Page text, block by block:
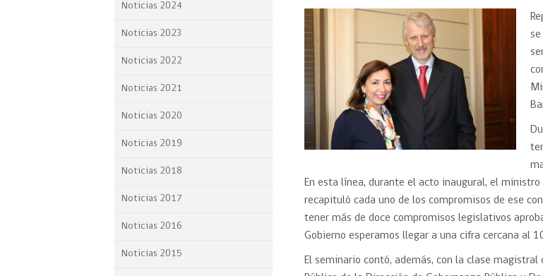
Reportes Ley de Inclusión
Sé parte de nuestro equipo
Asesorías estratégicas
Compras Coordinadas
Datos Abiertos
Ciberseguridad
Emergencias
Convenio Marco
Trato directo
Subasta inversa
electrónica
Compra Pública
Innovación
Gestión de
Compras públicas
perspectiva de
Noticias 2024
Noticias 2023
Noticias 2022
Noticias 2021
Noticias 2020
Noticias 2019
Noticias 2018
Noticias 2017
Noticias 2016
Noticias 2015
En esta línea, durante el acto inaugural, el
recapituló cada uno de los compromisos de ese
tener más de doce compromisos legislativos
Gobierno esperamos llegar a una cifra cercana al
El seminario contó, además, con la clase